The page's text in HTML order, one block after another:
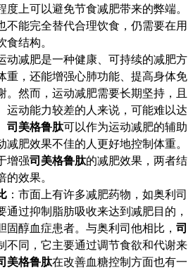
度上可以避免节食减肥带来的弊端。
不能完全替代合理饮食，仍需要在用
结构。
动减肥是一种健康、可持续的减肥方
重，还能增强心肺功能、提高身体免
。然而，运动减肥需要长期坚持，且
运动能力较差的人来说，可能难以达
司美格鲁肽可以作为运动减肥的辅助
减肥效果不佳的人更好地控制体重。
增强司美格鲁肽的减肥效果，两者结
效果。
：市面上有许多减肥药物，如奥利司
通过抑制脂肪吸收来达到减肥目的，
固醇血症患者。与奥利司他相比， 司
不同，它主要通过调节食欲和代谢来
美格鲁肽在改善血糖控制方面也有一